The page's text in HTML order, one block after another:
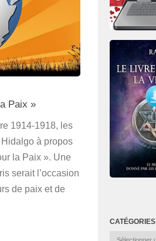
Paix »
1914-1918, les
à propos
la Paix ». Une
serait l’occasion
de paix et de
CATÉGORIES
Catégories